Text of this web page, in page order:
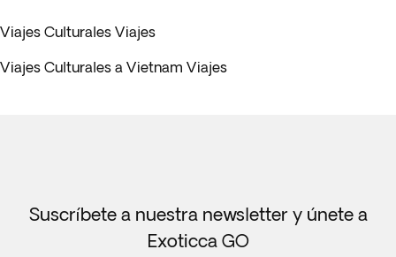
Viajes Culturales Viajes
Viajes Culturales a Vietnam Viajes
Suscríbete a nuestra newsletter y únete a
Exoticca GO